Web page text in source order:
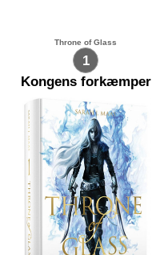
1
Throne of Glass
Kongens forkæmper